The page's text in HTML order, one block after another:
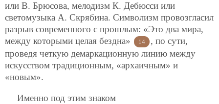
или В. Брюсова, мелодизм К. Дебюсси или
светомузыка А. Скрябина. Символизм провозгласил
разрыв современного с прошлым: «Это два мира,
между которыми целая бездна»
14
, по сути,
проведя четкую демаркационную линию между
искусством традиционным, «архаичным» и
«новым».
Именно под этим знаком